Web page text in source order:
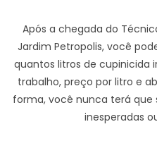
Após a chegada do
Jardim Petropolis, você
quantos litros de cupinicida
trabalho, preço por litro e
forma, você nunca terá
inesperadas